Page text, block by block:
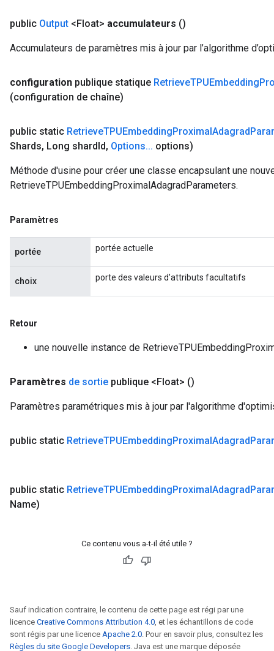
public Output <Float> accumulateurs ()
Accumulateurs de paramètres mis à jour par l’algorithme
configuration publique statique RetrieveTPUEmbedding
(configuration de chaîne)
public static RetrieveTPUEmbeddingProximalAdagrad
Shards, Long shardId, Options... options)
Méthode d'usine pour créer une classe encapsulant une
RetrieveTPUEmbeddingProximalAdagradParameters.
Paramètres
portée portée actuelle
choix porte des valeurs d'attributs facultatifs
Retour
une nouvelle instance de
Paramètres de sortie publique <Float> ()
Paramètres paramétriques mis à jour par l'algorithme
public static RetrieveTPUEmbeddingProximalAdagrad
public static RetrieveTPUEmbeddingProximalAdagrad
Name)
Ce contenu vous a-t-il été utile ?
Sauf indication contraire, le contenu de cette page est régi par une
licence Creative Commons Attribution 4.0, et les échantillons de code
sont régis par une licence Apache 2.0. Pour en savoir plus, consultez les
Règles du site Google Developers. Java est une marque déposée